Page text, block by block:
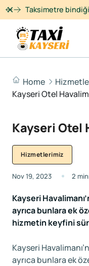
Taksimetre
Dismiss
Home
Kayseri Otel
Kayseri Otel
Hizmetlerimiz
Nov 19, 2023 2
Kayseri
ayrıca bunlara ek
hizmetin keyfini
Kayseri
ayrıca bunlara ek